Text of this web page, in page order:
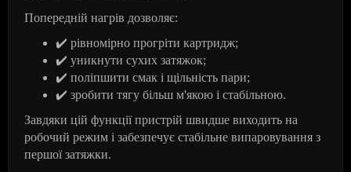
Попередній нагрів дозволяє:
✔️ рівномірно прогріти картридж;
✔️ уникнути сухих затяжок;
✔️ поліпшити смак і щільність пари;
✔️ зробити тягу більш м'якою і стабільною.
Завдяки цій функції пристрій швидше виходить на
робочий режим і забезпечує стабільне випаровування з
першої затяжки.